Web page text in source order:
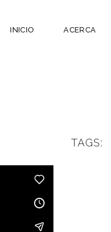
INICIO ACERCA
TAGS: